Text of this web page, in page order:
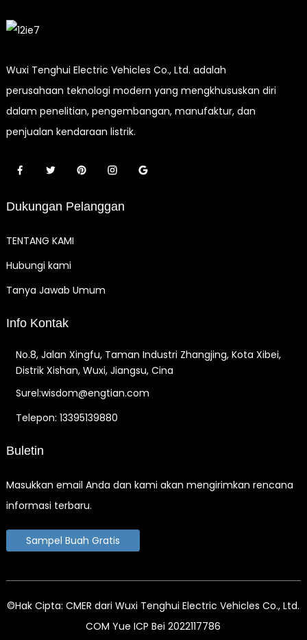
Wuxi Tenghui Electric Vehicles Co., Ltd. adalah
perusahaan teknologi modern yang mengkhususkan diri
dalam penelitian, pengembangan, manufaktur, dan
penjualan kendaraan listrik.
Dukungan Pelanggan
TENTANG KAMI
Hubungi kami
Tanya Jawab Umum
Info Kontak
No.8, Jalan Xingfu, Taman Industri Zhangjing, Kota Xibei,
Distrik Xishan, Wuxi, Jiangsu, Cina
Surel:wisdom@engtian.com
Telepon: 13395139880
Buletin
Masukkan email Anda dan kami akan mengirimkan rencana
informasi terbaru.
Sampel Buah Gratis
©Hak Cipta: CMER dari Wuxi Tenghui Electric Vehicles Co., Ltd.
COM Yue ICP Bei 2022117786